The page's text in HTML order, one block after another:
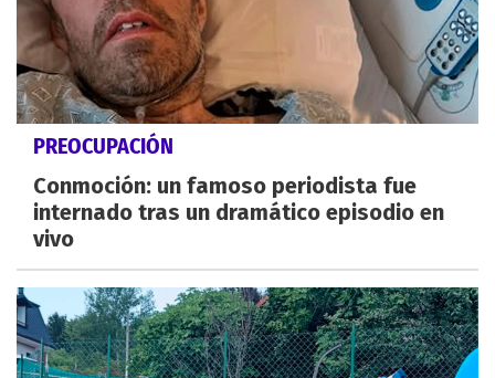
PREOCUPACIÓN
Conmoción: un famoso periodista fue
internado tras un dramático episodio en
vivo